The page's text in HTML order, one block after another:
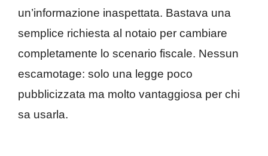
un’informazione inaspettata. Bastava una
semplice richiesta al notaio per cambiare
completamente lo scenario fiscale. Nessun
escamotage: solo una legge poco
pubblicizzata ma molto vantaggiosa per chi
sa usarla.